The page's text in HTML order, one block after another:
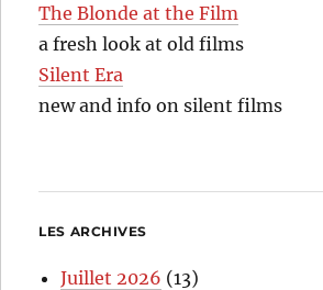
The Blonde at the Film
a fresh look at old films
Silent Era
new and info on silent films
LES ARCHIVES
Juillet 2026 (13)